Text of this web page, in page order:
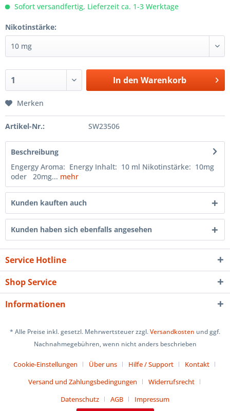
Sofort versandfertig, Lieferzeit ca. 1-3 Werktage
Nikotinstärke:
In den Warenkorb
Merken
Artikel-Nr.: SW23506
Beschreibung
Engergy Aroma: Energy Inhalt: 10 ml Nikotinstärke: 10mg
oder 20mg... mehr
Kunden kauften auch
Kunden haben sich ebenfalls angesehen
Service Hotline
Shop Service
Informationen
* Alle Preise inkl. gesetzl. Mehrwertsteuer zzgl.Versandkosten und ggf.
Nachnahmegebühren, wenn nicht anders beschrieben
Cookie-Einstellungen Über uns Hilfe / Support
Kontakt
Versand und Zahlungsbedingungen
Widerrufsrecht
Datenschutz
AGB Impressum